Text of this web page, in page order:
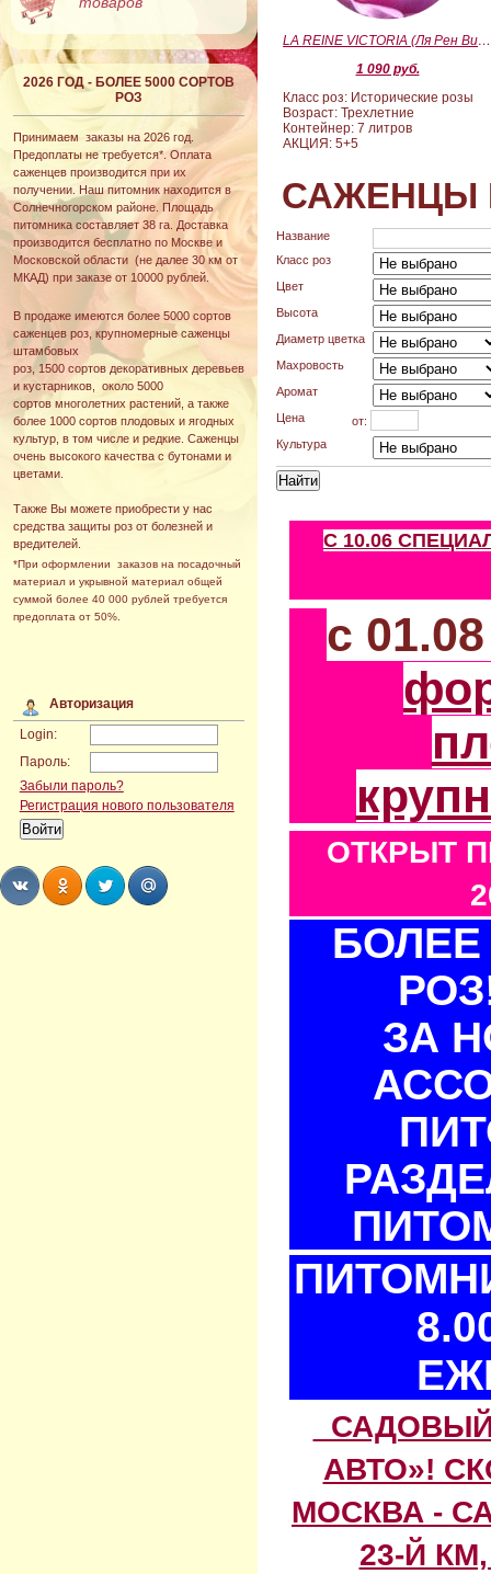
2026 ГОД - БОЛЕЕ 5000 СОРТОВ
РОЗ
Принимаем заказы на 2026 год.
Предоплаты не требуется*. Оплата
саженцев производится при их
получении. Наш питомник находится в
Солнечногорском районе. Площадь
питомника составляет 38 га. Доставка
производится бесплатно по Москве и
Московской области (не далее 30 км от
МКАД) при заказе от 10000 рублей.
В продаже имеются более 5000 сортов
саженцев роз, крупномерные саженцы
штамбовых
роз, 1500 сортов декоративных деревьев
и кустарников, около 5000
сортов многолетних растений, а также
более 1000 сортов плодовых и ягодных
культур, в том числе и редкие. Саженцы
очень высокого качества с бутонами и
цветами.
Также Вы можете приобрести у нас
средства защиты роз от болезней и
вредителей.
*При оформлении заказов на посадочный
материал и укрывной материал общей
суммой более 40 000 рублей требуется
предоплата от 50%.
Авторизация
Login:
Пароль:
Забыли пароль?
Регистрация нового пользователя
LA REINE VICTORIA (Ля Рен Виктория)
1 090 руб.
Класс роз: Исторические розы
Возраст: Трехлетние
Контейнер: 7 литров
АКЦИЯ: 5+5
САЖЕНЦЫ
Название
Класс роз
Цвет
Высота
Диаметр цветка
Махровость
Аромат
Цена
от:
Культура
С 10.06
с
ОТКРЫТ
БОЛЕЕ
ЗА
АВТО»!
МОСКВА -
23-Й